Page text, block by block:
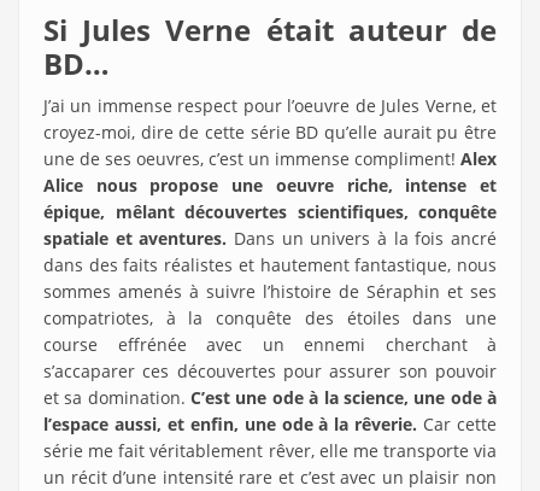
Si Jules Verne était auteur de
BD…
J’ai un immense respect pour l’oeuvre de Jules Verne, et
croyez-moi, dire de cette série BD qu’elle aurait pu être
une de ses oeuvres, c’est un immense compliment! Alex
Alice nous propose une oeuvre riche, intense et
épique, mêlant découvertes scientifiques, conquête
spatiale et aventures. Dans un univers à la fois ancré
dans des faits réalistes et hautement fantastique, nous
sommes amenés à suivre l’histoire de Séraphin et ses
compatriotes, à la conquête des étoiles dans une
course effrénée avec un ennemi cherchant à
s’accaparer ces découvertes pour assurer son pouvoir
et sa domination.C’est une ode à la science, une ode à
l’espace aussi, et enfin, une ode à la rêverie. Car cette
série me fait véritablement rêver, elle me transporte via
un récit d’une intensité rare et c’est avec un plaisir non